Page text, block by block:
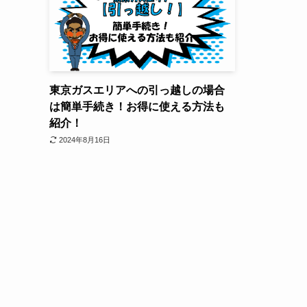
東京ガスエリアへの引っ越しの場合
は簡単手続き！お得に使える方法も
紹介！
2024年8月16日